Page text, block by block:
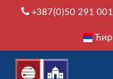
+387(0)50 291 001
Ћир